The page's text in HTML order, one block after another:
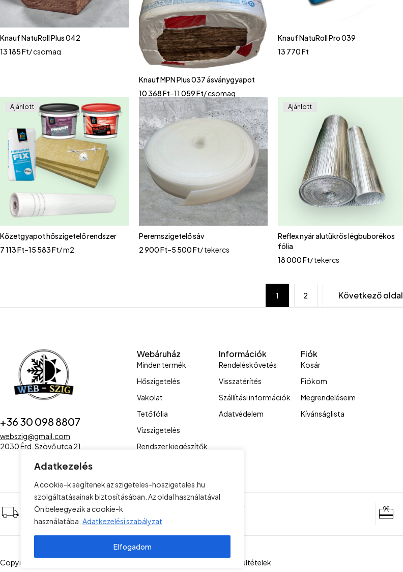
Adatkezelés
A cookie-k segítenek az szigeteles-hoszigeteles.hu
szolgáltatásainak biztosításában. Az oldal használatával
Ön beleegyezik a cookie-k
használatába. Adatkezelési szabályzat
Elfogadom
Knauf NatuRoll Plus 042
13 185Ft/ csomag
Knauf MPN Plus 037 ásványgyapot
10 368Ft–11 059Ft/ csomag
Knauf NatuRoll Pro 039
13 770Ft
Ajánlott
Kőzetgyapot hőszigetelő rendszer
7 113Ft–15 583Ft/ m2
Peremszigetelő sáv
2 900Ft–5 500Ft/ tekercs
Ajánlott
Reflex nyár alutükrös légbuborékos
fólia
18 000Ft/ tekercs
1 2 Következő oldal
+36 30 098 8807
webszig@gmail.com
2030 Érd, Szövő utca 21.
Webáruház
Minden termék
Hőszigetelés
Vakolat
Tetőfólia
Vízszigetelés
Rendszer kiegészítők
Információk
Rendeléskövetés
Visszatérítés
Szállítási információk
Adatvédelem
Fiók
Kosár
Fiókom
Megrendeléseim
Kívánságlista
Kiszállítás az egész ország
területére
Copyright © 2023 . Minden jog fenntartva! Project Plus Kft Felhasználási feltételek